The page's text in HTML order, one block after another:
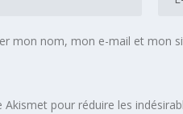
mon nom, mon e-mail et mon
Akismet pour réduire les